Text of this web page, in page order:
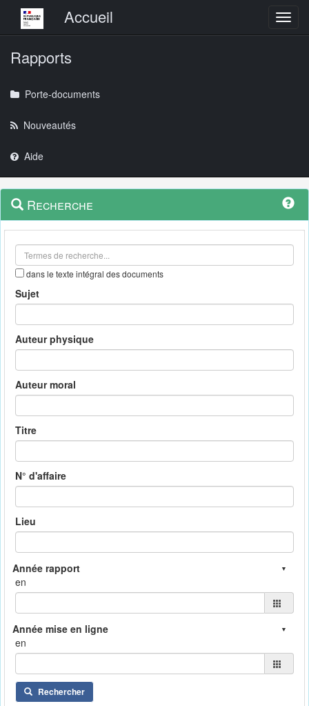
Menu principalAccueil
Rapports
Porte-documents
Nouveautés
Aide
Navigation
outils
Menu
contextuel
Recherche
dans le texte intégral des documents
Sujet
Auteur physique
Auteur moral
Titre
N° d'affaire
Lieu
en
en
Rechercher